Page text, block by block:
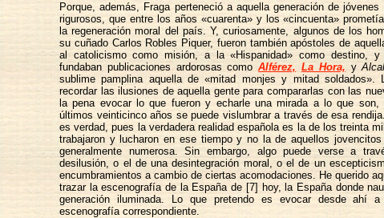
Porque, además, Fraga perteneció a aquella generación de
rigurosos, que entre los años «cuarenta» y los «cincuenta»
la regeneración moral del país. Y, curiosamente, algunos de los
su cuñado Carlos Robles Piquer, fueron también apóstoles de
al catolicismo como misión, a la «Hispanidad» como destino,
fundaban publicaciones ardorosas comoAlférez, La Hora, y
sublime pamplina aquella de «mitad monjes y mitad soldados».
recordar las ilusiones de aquella gente para compararlas con las
la pena evocar lo que fueron y echarle una mirada a lo que
últimos veinticinco años se puede vislumbrar a través de esa
es verdad, pues la verdadera realidad española es la de los treinta
trabajaron y lucharon en ese tiempo y no la de aquellos
generalmente numerosa. Sin embargo, algo puede verse a
desilusión, o el de una desintegración moral, o el de un
encumbramientos a cambio de ciertas acomodaciones. He querido
trazar la escenografía de la España de [7] hoy, la España donde
generación iluminada. Lo que pretendo es evocar desde ahí
escenografía correspondiente.